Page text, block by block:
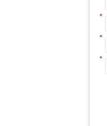
*
*
*